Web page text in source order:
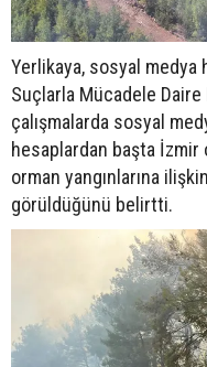
Yerlikaya, sosyal medya
Suçlarla Mücadele
çalışmalarda sosyal
hesaplardan başta İzmir
orman yangınlarına
görüldüğünü belirtti.